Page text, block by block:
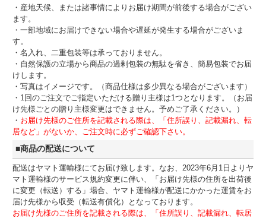
・産地天候、または諸事情によりお届け期間が前後する場合がござい
ます。
・一部地域にお届けできない場合や遅延が発生する場合がございま
す。
・名入れ、二重包装等は承っておりません。
・自然保護の立場から商品の過剰包装の無駄を省き、簡易包装でお届
けします。
・写真はイメージです。（商品仕様は多少異なる場合がございます）
・1回のご注文でご指定いただける贈り主様は1つとなります。（お届
け先様ごとの贈り主様変更はできません。予めご了承ください。）
・ お届け先様のご住所を記載される際は、「住所誤り、記載漏れ、転
居など」がないか、ご注文時に必ずご確認下さい。
■商品の配送について
配送はヤマト運輸様にてお届け致します。なお、2023年6月1日よりヤ
マト運輸様のサービス規約変更に伴い、「お届け先様の住所を出荷後
に変更（転送）する」場合、ヤマト運輸様が配送にかかった運賃をお
届け先様から収受（転送有償化）となっております。
お届け先様のご住所を記載される際は、「住所誤り、記載漏れ、転居